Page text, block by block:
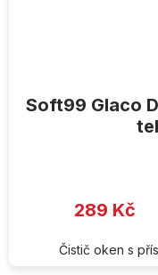
Soft99 Glaco
289 Kč
Čistič oken s